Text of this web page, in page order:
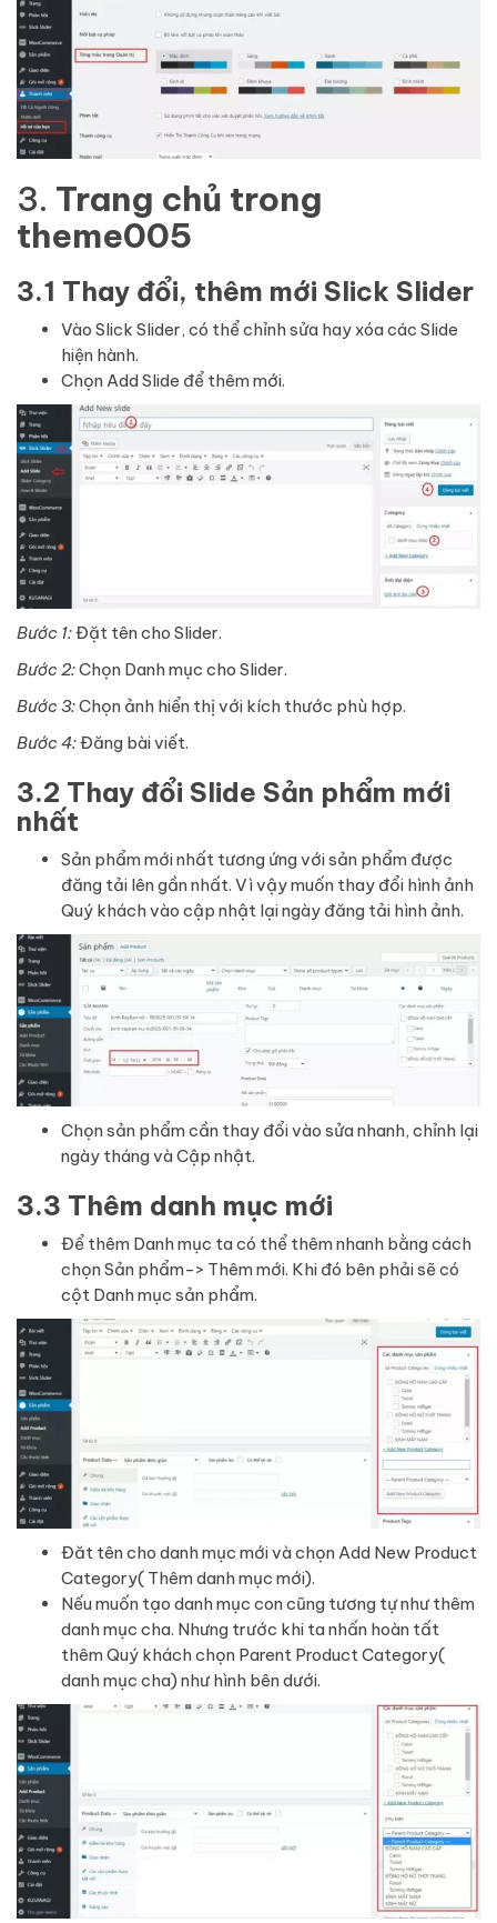
3. Trang chủ trong
theme005
3.1 Thay đổi, thêm mới Slick Slider
Vào Slick Slider, có thể chỉnh sửa hay xóa các Slide
hiện hành.
Chọn Add Slide để thêm mới.
Bước 1:Đặt tên cho Slider.
Bước 2:Chọn Danh mục cho Slider.
Bước 3:Chọn ảnh hiển thị với kích thước phù hợp.
Bước 4:Đăng bài viết.
3.2 Thay đổi Slide Sản phẩm mới
nhất
Sản phẩm mới nhất tương ứng với sản phẩm được
đăng tải lên gần nhất. Vì vậy muốn thay đổi hình ảnh
Quý khách vào cập nhật lại ngày đăng tải hình ảnh.
Chọn sản phẩm cần thay đổi vào sửa nhanh, chỉnh lại
ngày tháng và Cập nhật.
3.3 Thêm danh mục mới
Để thêm Danh mục ta có thể thêm nhanh bằng cách
chọn Sản phẩm-> Thêm mới. Khi đó bên phải sẽ có
cột Danh mục sản phẩm.
Đăt tên cho danh mục mới và chọn Add New Product
Category( Thêm danh mục mới).
Nếu muốn tạo danh mục con cũng tương tự như thêm
danh mục cha. Nhưng trước khi ta nhấn hoàn tất
thêm Quý khách chọn Parent Product Category(
danh mục cha) như hình bên dưới.